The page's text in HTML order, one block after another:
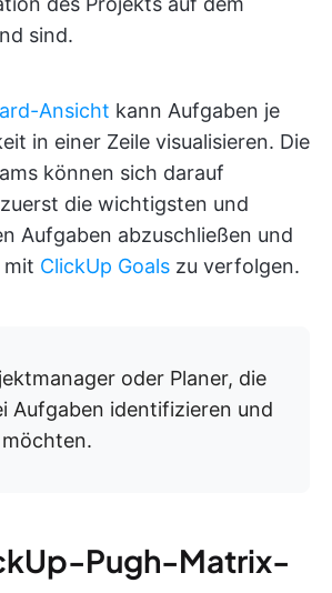
sind.
Ansicht kann Aufgaben je
in einer Zeile visualisieren. Die
können sich darauf
die wichtigsten und
Aufgaben abzuschließen und
ClickUp Goals zu verfolgen.
oder Planer, die
Aufgaben identifizieren und
Pugh-Matrix-